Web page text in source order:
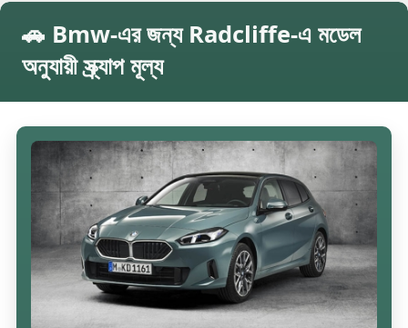
🚗 Bmw-এর জন্য Radcliffe-এ মডেল
অনুযায়ী স্ক্র্যাপ মূল্য